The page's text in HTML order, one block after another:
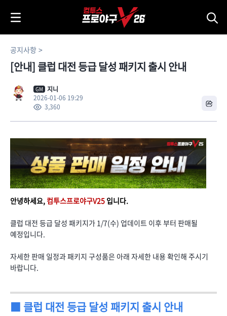
공지사항
[안내] 클럽 대전 등급 달성 패키지 출시 안내
GM 지니
2026-01-06 19:29
3,360
안녕하세요, 컴투스프로야구V25 입니다.
클럽 대전 등급 달성 패키지가 1/7(수) 업데이트 이후 부터 판매될
예정입니다.
자세한 판매 일정과 패키지 구성품은 아래 자세한 내용 확인해 주시기
바랍니다.
■ 클럽 대전 등급 달성 패키지 출시 안내